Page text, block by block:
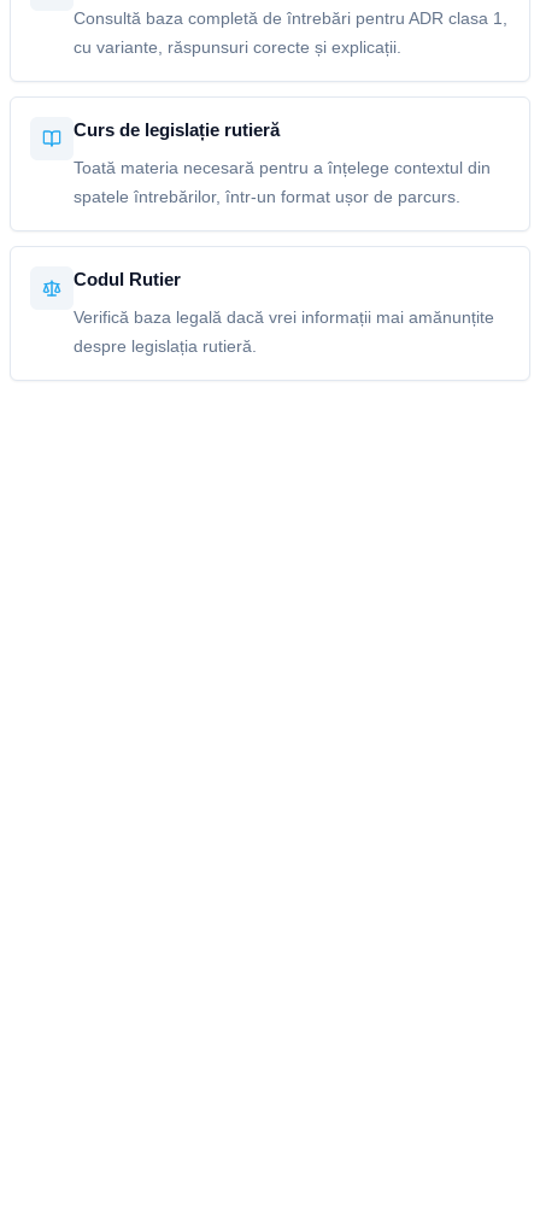
Consultă baza completă de întrebări pentru ADR clasa 1,
cu variante, răspunsuri corecte și explicații.
Curs de legislație rutieră
Toată materia necesară pentru a înțelege contextul din
spatele întrebărilor, într-un format ușor de parcurs.
Codul Rutier
Verifică baza legală dacă vrei informații mai amănunțite
despre legislația rutieră.